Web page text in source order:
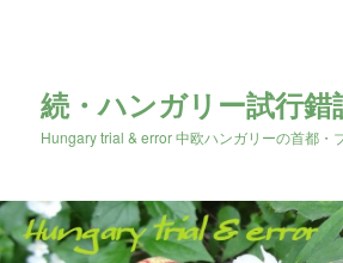
続・ハンガリー試行錯
Hungary trial & error 中欧ハンガリーの首都・